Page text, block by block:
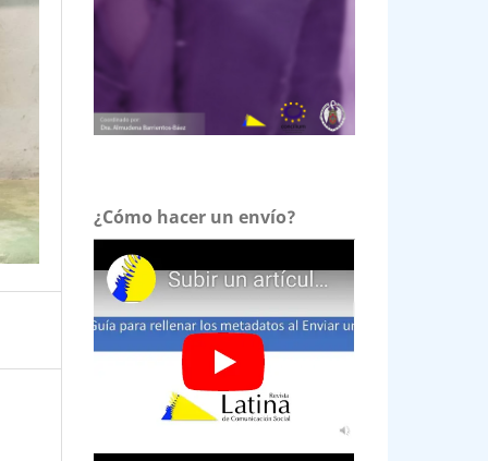
¿Cómo hacer un envío?